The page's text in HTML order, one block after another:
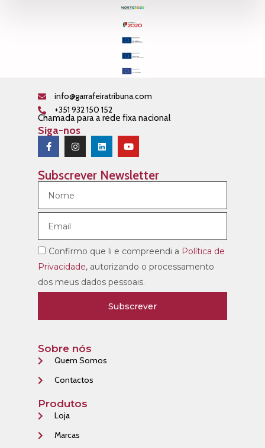
info@garrafeiratribuna.com
+351 932 150 152
Chamada para a rede fixa nacional
Siga-nos
Sobre nós
Quem Somos
Contactos
Produtos
Loja
Marcas
Subscrever Newsletter
Confirmo que li e compreendi a Política de
Privacidade, autorizando o processamento
dos meus dados pessoais.
Subscrever